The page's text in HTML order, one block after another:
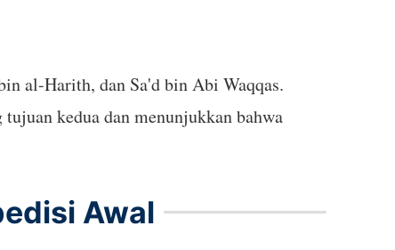
al-Harith, dan Sa'd bin Abi Waqqas.
kedua dan menunjukkan bahwa
Awal